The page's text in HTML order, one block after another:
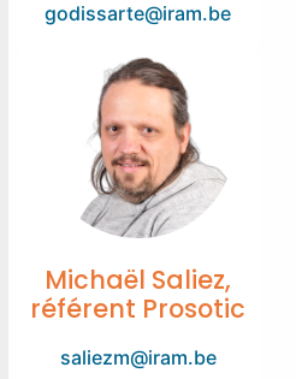
godissarte@iram.be
Michaël Saliez,
référent Prosotic
saliezm@iram.be